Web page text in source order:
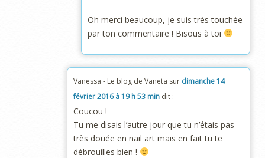
Oh merci beaucoup, je suis très touchée
par ton commentaire ! Bisous à toi
Vanessa - Le blog de Vaneta sur dimanche 14
février 2016 à 19 h 53 min dit :
Coucou !
Tu me disais l’autre jour que tu n’étais pas
très douée en nail art mais en fait tu te
débrouilles bien !